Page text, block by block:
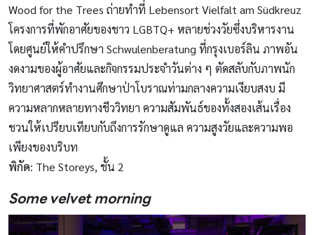
Wood for the Trees ถ่ายทำที่ Lebensort Vielfalt am Südkreuz
โครงการที่พักอาศัยของชาว LGBTQ+ หลายช่วงวัยซึ่งบริหารงาน
โดยศูนย์ให้คำปรึกษา Schwulenberatung ที่กรุงเบอร์ลิน ภาพอัน
งดงามของผู้อาศัยและกิจกรรมประจำวันต่าง ๆ ตัดสลับกับภาพนัก
วิทยาศาสตร์ทำงานศึกษาป่าโบราณท่ามกลางความเงียบสงบ มี
ความหลากหลายทางชีววิทยา ความสัมพันธ์ของทั้งสองเส้นเรื่อง
ชวนให้เปรียบเทียบกับถึงการรักษาดูแล ความสูงวัยและความพอ
เพียงของบริบท
พิกัด: The Storeys, ชั้น 2
Some velvet morning